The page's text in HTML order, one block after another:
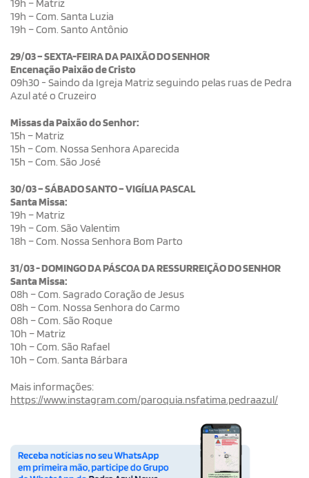
19h – Matriz
19h – Com. Santa Luzia
19h – Com. Santo Antônio
29/03 – SEXTA-FEIRA DA PAIXÃO DO SENHOR
Encenação Paixão de Cristo
09h30 - Saindo da Igreja Matriz seguindo pelas ruas de Pedra
Azul até o Cruzeiro
Missas da Paixão do Senhor:
15h – Matriz
15h – Com. Nossa Senhora Aparecida
15h – Com. São José
30/03 – SÁBADO SANTO – VIGÍLIA PASCAL
Santa Missa:
19h – Matriz
19h – Com. São Valentim
18h – Com. Nossa Senhora Bom Parto
31/03 - DOMINGO DA PÁSCOA DA RESSURREIÇÃO DO SENHOR
Santa Missa:
08h – Com. Sagrado Coração de Jesus
08h – Com. Nossa Senhora do Carmo
08h – Com. São Roque
10h – Matriz
10h – Com. São Rafael
10h – Com. Santa Bárbara
Mais informações:
https://www.instagram.com/paroquia.nsfatima.pedraazul/